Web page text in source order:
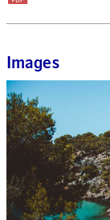
Images